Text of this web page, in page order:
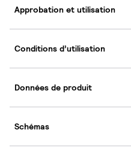
Approbation et utilisation
Conditions d’utilisation
Données de produit
Schémas